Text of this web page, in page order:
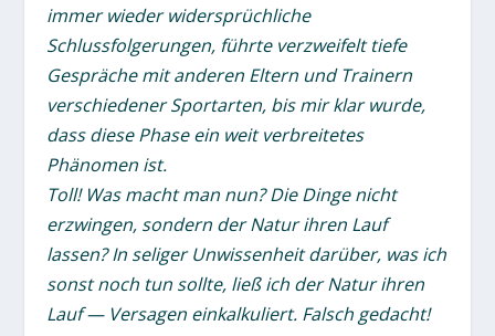
immer wieder widersprüchliche
Schlussfolgerungen, führte verzweifelt tiefe
Gespräche mit anderen Eltern und Trainern
verschiedener Sportarten, bis mir klar wurde,
dass diese Phase ein weit verbreitetes
Phänomen ist.
Toll! Was macht man nun? Die Dinge nicht
erzwingen, sondern der Natur ihren Lauf
lassen? In seliger Unwissenheit darüber, was ich
sonst noch tun sollte, ließ ich der Natur ihren
Lauf — Versagen einkalkuliert. Falsch gedacht!